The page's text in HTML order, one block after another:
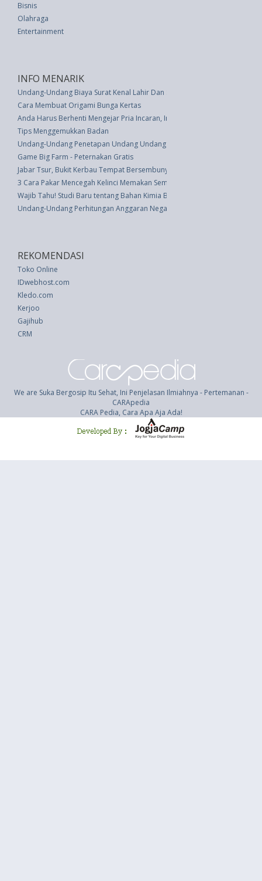
Bisnis
Olahraga
Entertainment
INFO MENARIK
Undang-Undang Biaya Surat Kenal Lahir Dan Surat Kenal Mati (UU 6 thn
Cara Membuat Origami Bunga Kertas
Anda Harus Berhenti Mengejar Pria Incaran, Ini Tandanya
Tips Menggemukkan Badan
Undang-Undang Penetapan Undang Undang Darurat No. 19....... (UU 2
Game Big Farm - Peternakan Gratis
Jabar Tsur, Bukit Kerbau Tempat Bersembunyi Nabi Muhammad
3 Cara Pakar Mencegah Kelinci Memakan Semua Tanaman Kebun Anda
Wajib Tahu! Studi Baru tentang Bahan Kimia Beracun dalam Kosmetik
Undang-Undang Perhitungan Anggaran Negara Tahun 1971/1972 (UU 6
REKOMENDASI
Toko Online
IDwebhost.com
Kledo.com
Kerjoo
Gajihub
CRM
We are Suka Bergosip Itu Sehat, Ini Penjelasan Ilmiahnya - Pertemanan -
CARApedia
CARA Pedia, Cara Apa Aja Ada!